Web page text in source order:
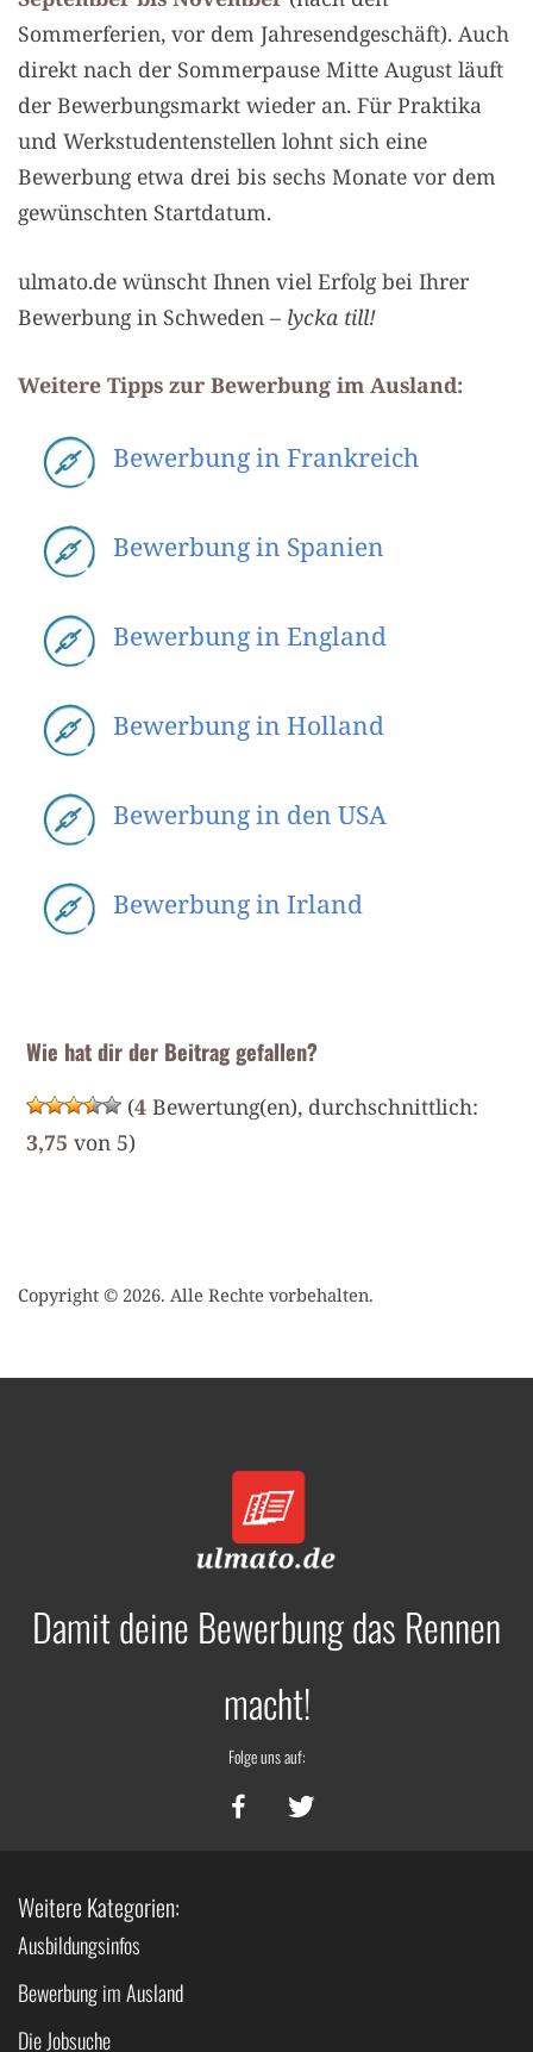
Sommerferien, vor dem Jahresendgeschäft). Auch
direkt nach der Sommerpause Mitte August läuft
der Bewerbungsmarkt wieder an. Für Praktika
und Werkstudentenstellen lohnt sich eine
Bewerbung etwa drei bis sechs Monate vor dem
gewünschten Startdatum.
ulmato.de wünscht Ihnen viel Erfolg bei Ihrer
Bewerbung in Schweden – lycka till!
Weitere Tipps zur Bewerbung im Ausland:
Bewerbung in Frankreich
Bewerbung in Spanien
Bewerbung in England
Bewerbung in Holland
Bewerbung in den USA
Bewerbung in Irland
Wie hat dir der Beitrag gefallen?
(4 Bewertung(en), durchschnittlich:
3,75 von 5)
Copyright © 2026. Alle Rechte vorbehalten.
Damit deine Bewerbung das Rennen
macht!
Folge uns auf:
Weitere Kategorien:
Ausbildungsinfos
Bewerbung im Ausland
Die Jobsuche